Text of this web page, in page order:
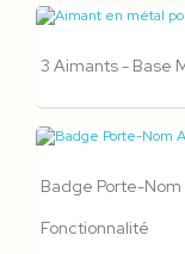
3 Aimants - Base
Badge Porte-
Fonctionnalité